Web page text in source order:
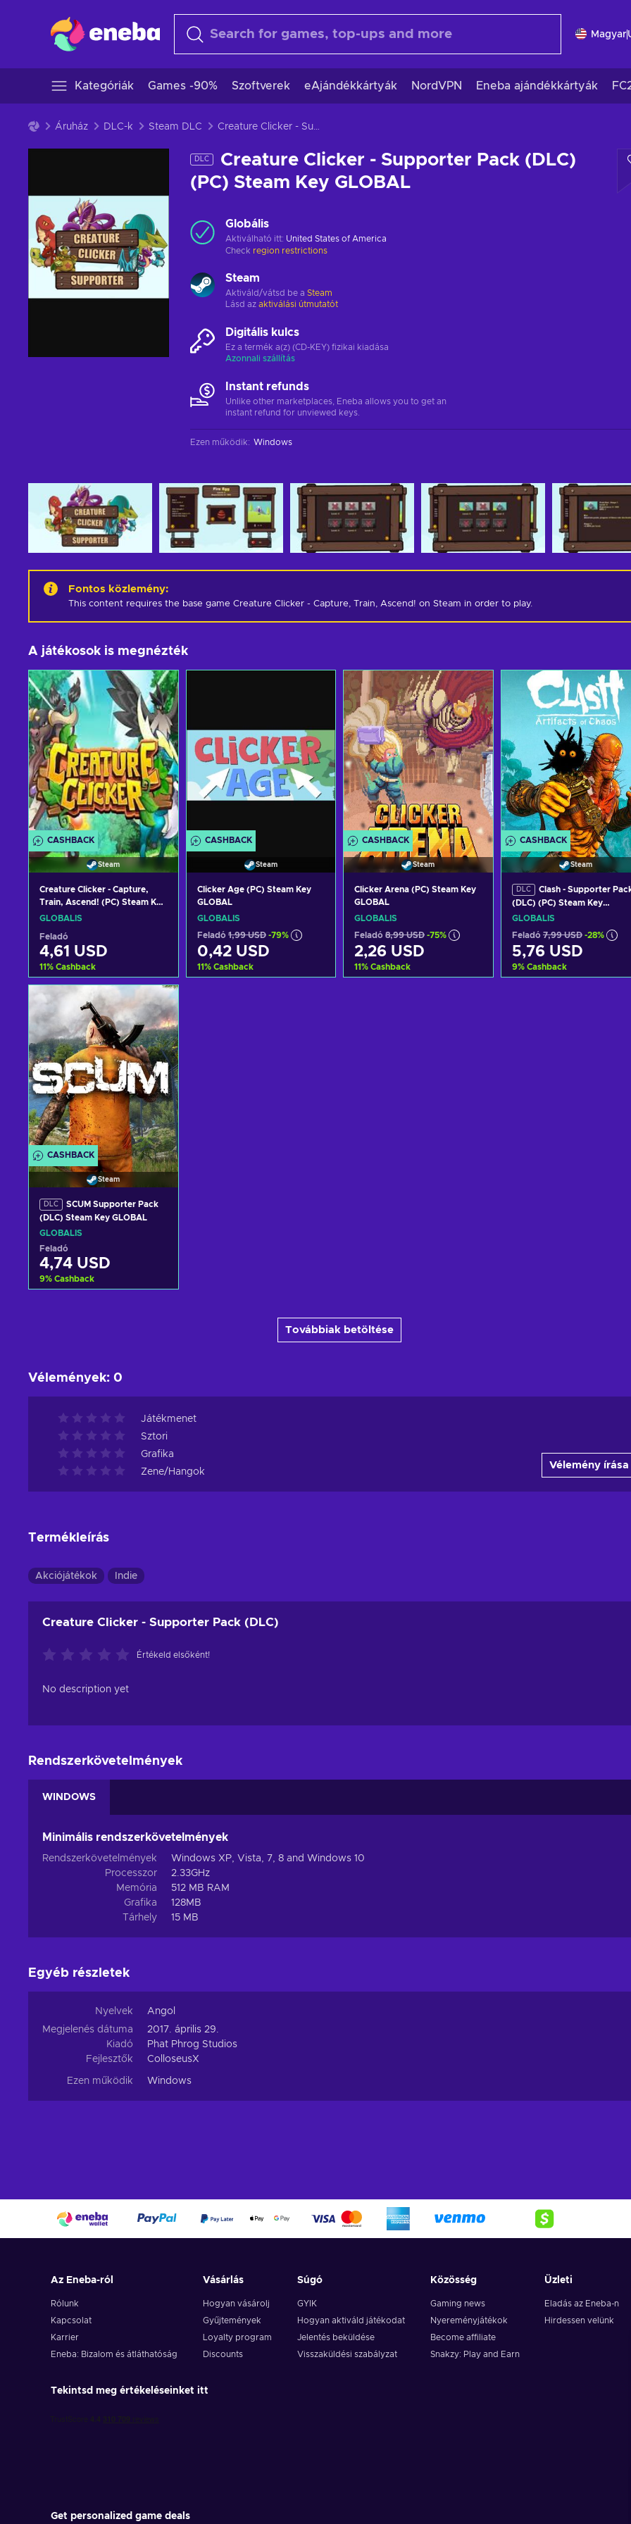
Magyar
Kategóriák Games -90% Szoftverek eAjándékkártyák NordVPN Eneba ajándékkártyák
Áruház DLC-k Steam DLC Creature Clicker - Supporter Pack (DLC) (PC) Steam Key GLOBAL
DLC
Creature Clicker - Supporter Pack (DLC)
(PC) Steam Key GLOBAL
Globális
Aktiválható itt: United States of America
Check region restrictions
Steam
Aktiváld/vátsd be a Steam
Lásd az aktiválási útmutatót
Digitális kulcs
Ez a termék a(z) (CD-KEY) fizikai kiadása
Azonnali szállítás
Instant refunds
Unlike other marketplaces, Eneba allows you to get an
instant refund for unviewed keys.
Ezen működik: Windows
Fontos közlemény:
This content requires the base game Creature Clicker - Capture, Train, Ascend! on Steam in order to play.
A játékosok is megnézték
CASHBACK
Steam
Creature Clicker - Capture,
Train, Ascend! (PC) Steam Key
GLOBAL
GLOBÁLIS
Feladó
4,61 USD
11% Cashback
Kosárba
View offers
CASHBACK
Steam
Clicker Age (PC) Steam Key
GLOBAL
GLOBÁLIS
Feladó 1,99 USD -79%
0,42 USD
11% Cashback
CASHBACK
Steam
Clicker Arena (PC) Steam Key
GLOBAL
GLOBÁLIS
Feladó 8,99 USD -75%
2,26 USD
11% Cashback
CASHBACK
Steam
DLC
Clash - Supporter
(DLC) (PC) Steam Key
GLOBAL
GLOBÁLIS
Feladó 7,99 USD -28%
5,76 USD
9% Cashback
CASHBACK
Steam
DLC
SCUM Supporter Pack
(DLC) Steam Key GLOBAL
GLOBÁLIS
Feladó
4,74 USD
9% Cashback
Továbbiak betöltése
Vélemények: 0
Játékmenet
Sztori
Grafika
Zene/Hangok
Vélemény írása
Termékleírás
Akciójátékok Indie
Creature Clicker - Supporter Pack (DLC)
Értékeld elsőként!
No description yet
Rendszerkövetelmények
WINDOWS
Minimális rendszerkövetelmények
Rendszerkövetelmények
Windows XP, Vista, 7, 8 and Windows 10
Processzor
2.33GHz
Memória
512 MB RAM
Grafika
128MB
Tárhely
15 MB
Egyéb részletek
Nyelvek
Angol
Megjelenés dátuma
2017. április 29.
Kiadó
Phat Phrog Studios
Fejlesztők
ColloseusX
Ezen működik Windows
Az Eneba-ról
Rólunk
Kapcsolat
Karrier
Eneba: Bizalom és átláthatóság
Vásárlás
Hogyan vásárolj
Gyűjtemények
Loyalty program
Discounts
Súgó
GYIK
Hogyan aktiváld játékodat
Jelentés beküldése
Visszaküldési szabályzat
Közösség
Gaming news
Nyereményjátékok
Become affiliate
Snakzy: Play and Earn
Üzleti
Eladás az Eneba-n
Hirdessen velünk
Tekintsd meg értékeléseinket itt
Get personalized game deals